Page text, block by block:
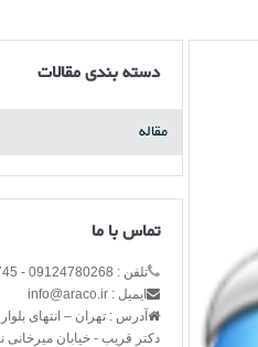
دسته بندی مقالات
مقاله
تماس با ما
تلفن : 09124780268 - 02166129745
ایمیل : info@araco.ir
آدرس : تهران – انتهای
دکتر قریب - خیابان میرخانی